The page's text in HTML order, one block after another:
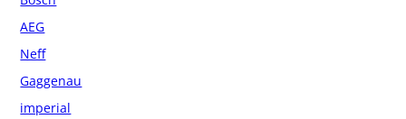
AEG
Neff
Gaggenau
imperial